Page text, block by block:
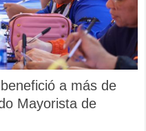
a más de
Mayorista de